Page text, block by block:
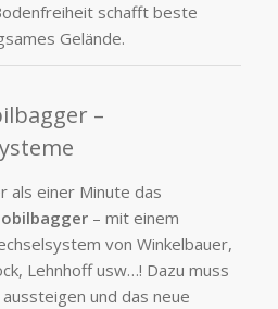
schafft beste
Gelände.
–
als einer Minute das
– mit einem
von Winkelbauer,
Lehnhoff usw…! Dazu muss
und das neue